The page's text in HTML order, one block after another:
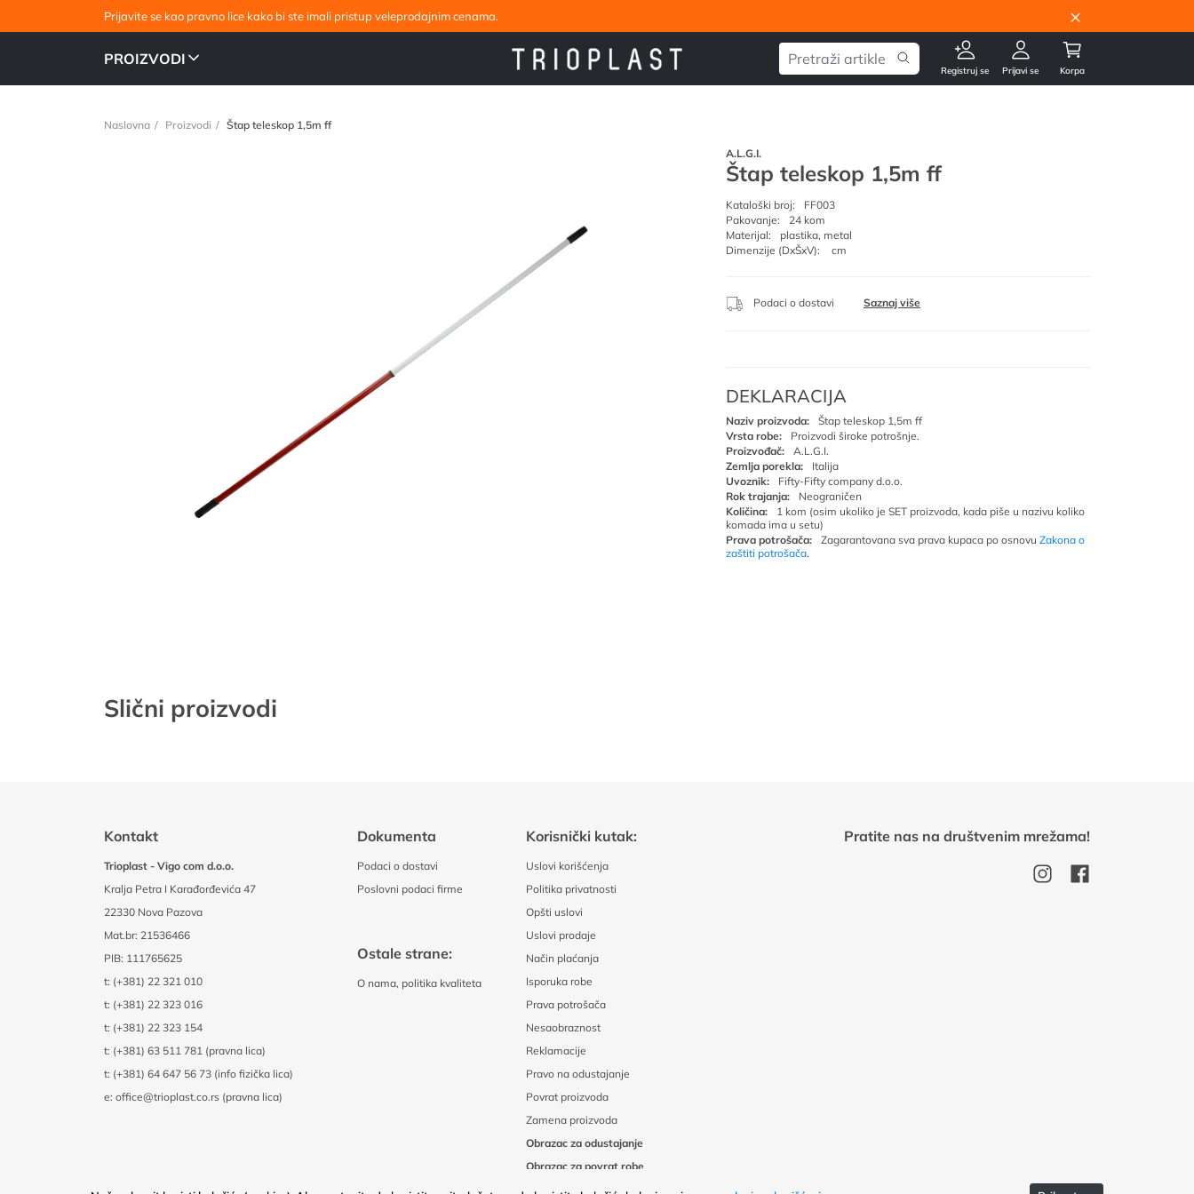
Prijavite se kao pravno lice kako bi ste imali pristup veleprodajnim cenama. ×
PROIZVODI
Registruj se Prijavi se Korpa
Naslovna Proizvodi Štap teleskop 1,5m ff
A.L.G.I.
Štap teleskop 1,5m ff
Kataloški broj:
FF003
Pakovanje:
24 kom
Materijal:
plastika, metal
Dimenzije (DxŠxV):
cm
Podaci o dostavi Saznaj više
DEKLARACIJA
Naziv proizvoda:
Štap teleskop 1,5m ff
Vrsta robe:
Proizvodi široke potrošnje.
Proizvođač:
A.L.G.I.
Zemlja porekla:
Italija
Uvoznik:
Fifty-Fifty company d.o.o.
Rok trajanja:
Neograničen
Količina:
1 kom (osim ukoliko je SET proizvoda, kada piše u nazivu koliko
komada ima u setu)
Prava potrošača:
Zagarantovana sva prava kupaca po osnovu Zakona o
zaštiti potrošača.
Slični proizvodi
Kontakt
Trioplast - Vigo com d.o.o.
Kralja Petra I Karađorđevića 47
22330 Nova Pazova
Mat.br: 21536466
PIB: 111765625
t: (+381) 22 321 010
t: (+381) 22 323 016
t: (+381) 22 323 154
t: (+381) 63 511 781 (pravna lica)
t: (+381) 64 647 56 73 (info fizička lica)
e: office@trioplast.co.rs (pravna lica)
Dokumenta
Podaci o dostavi
Poslovni podaci firme
Ostale strane:
O nama, politika kvaliteta
Korisnički kutak:
Uslovi korišćenja
Politika privatnosti
Opšti uslovi
Uslovi prodaje
Način plaćanja
Isporuka robe
Prava potrošača
Nesaobraznost
Reklamacije
Pravo na odustajanje
Povrat proizvoda
Zamena proizvoda
Obrazac za odustajanje
Obrazac za povrat robe
Pratite nas na društvenim mrežama!